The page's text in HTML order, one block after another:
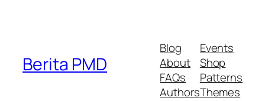
Berita PMD
Blog
About
FAQs
Authors
Events
Shop
Patterns
Themes